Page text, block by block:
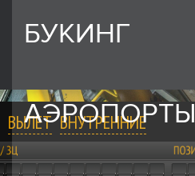
БУКИНГ
АЭРОПОРТЫ
ВЫЛЕТ ВНУТРЕННИЕ